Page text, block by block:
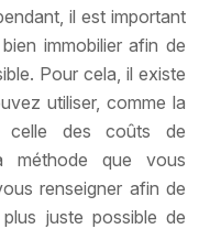
il est important
immobilier afin de
Pour cela, il existe
utiliser, comme la
celle des coûts de
méthode que vous
renseigner afin de
juste possible de